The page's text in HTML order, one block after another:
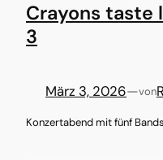
Crayons taste
3
März 3, 2026—von
Konzertabend mit fünf